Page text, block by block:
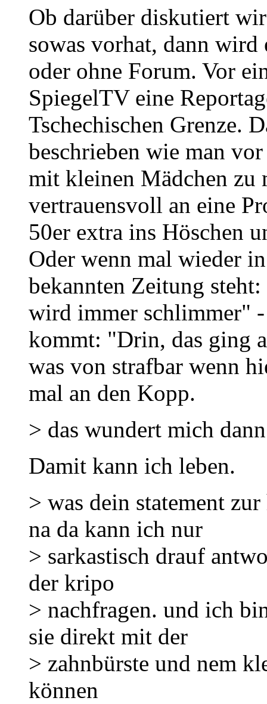
Ob darüber diskutiert
sowas vorhat, dann
oder ohne Forum. Vor
SpiegelTV eine
Tschechischen Grenze.
beschrieben wie man
mit kleinen Mädchen zu
vertrauensvoll an eine
50er extra ins Höschen
Oder wenn mal wieder
bekannten Zeitung
wird immer schlimmer" -
kommt: "Drin, das ging
was von strafbar wenn
mal an den Kopp.
> das wundert mich
Damit kann ich leben.
> was dein statement
na da kann ich nur
> sarkastisch drauf
der kripo
> nachfragen. und ich
sie direkt mit der
> zahnbürste und nem
können